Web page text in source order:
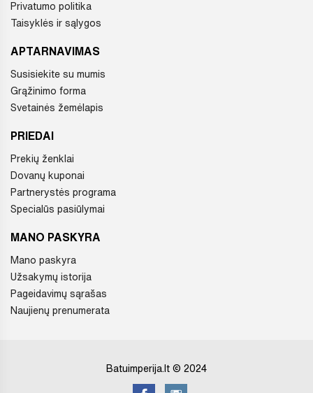
Privatumo politika
Taisyklės ir sąlygos
APTARNAVIMAS
Susisiekite su mumis
Grąžinimo forma
Svetainės žemėlapis
PRIEDAI
Prekių ženklai
Dovanų kuponai
Partnerystės programa
Specialūs pasiūlymai
MANO PASKYRA
Mano paskyra
Užsakymų istorija
Pageidavimų sąrašas
Naujienų prenumerata
Batuimperija.lt © 2024